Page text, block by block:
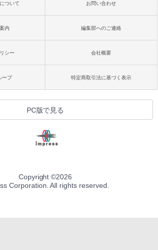
ついて お問い合わせ
内 編集部へのご連絡
シー 会社概要
ープ 特定商取引法に基づく表示
PC版で見る
Copyright ©2026
Corporation. All rights reserved.